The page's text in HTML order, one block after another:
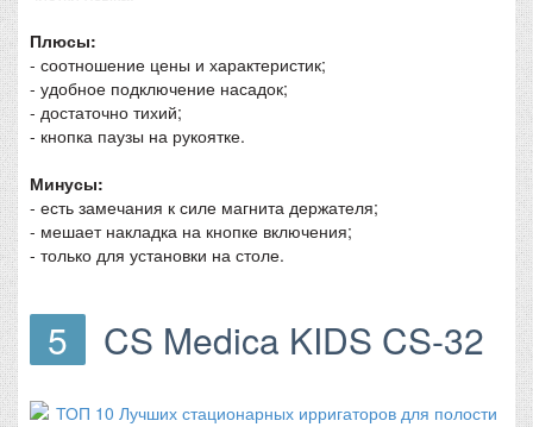
Плюсы:
- соотношение цены и характеристик;
- удобное подключение насадок;
- достаточно тихий;
- кнопка паузы на рукоятке.
Минусы:
- есть замечания к силе магнита держателя;
- мешает накладка на кнопке включения;
- только для установки на столе.
5 CS Medica KIDS CS-32